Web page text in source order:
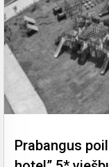
Prabangus